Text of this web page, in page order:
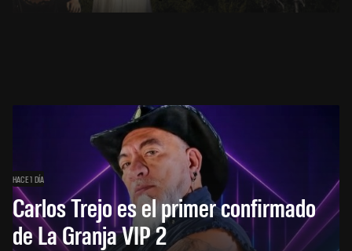
HACE 1 DÍA
Carlos Trejo es el primer confirmado
de La Granja VIP 2